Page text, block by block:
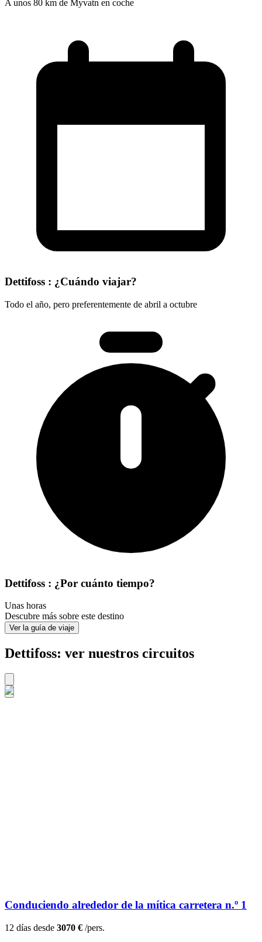
A unos 80 km de Myvatn en coche
Dettifoss : ¿Cuándo viajar?
Todo el año, pero preferentemente de abril a octubre
Dettifoss : ¿Por cuánto tiempo?
Unas horas
Descubre más sobre este destino
Ver la guía de viaje
Dettifoss: ver nuestros circuitos
Conduciendo alrededor de la mítica carretera n.º 1
12 días desde 3070 € /pers.